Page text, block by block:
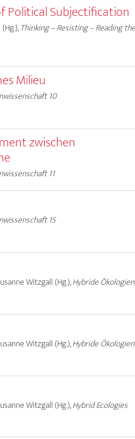
Political Subjectification
Thinking – Resisting – Reading
Milieu
10
zwischen
11
15
Witzgall (Hg.),Hybride Ökologien
Witzgall (Hg.),Hybride Ökologien
Witzgall (Hg.),Hybrid Ecologies